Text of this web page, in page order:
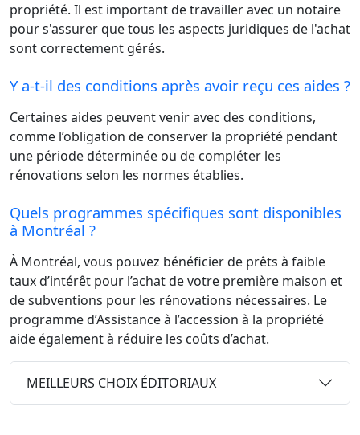
propriété. Il est important de travailler avec un notaire
pour s'assurer que tous les aspects juridiques de l'achat
sont correctement gérés.
Y a-t-il des conditions après avoir reçu ces aides ?
Certaines aides peuvent venir avec des conditions,
comme l’obligation de conserver la propriété pendant
une période déterminée ou de compléter les
rénovations selon les normes établies.
Quels programmes spécifiques sont disponibles
à Montréal ?
À Montréal, vous pouvez bénéficier de prêts à faible
taux d’intérêt pour l’achat de votre première maison et
de subventions pour les rénovations nécessaires. Le
programme d’Assistance à l’accession à la propriété
aide également à réduire les coûts d’achat.
MEILLEURS CHOIX ÉDITORIAUX